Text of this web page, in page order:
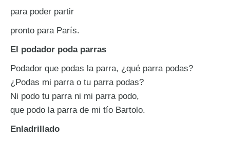
para poder partir
pronto para París.
El podador poda parras
Podador que podas la parra, ¿qué parra podas?
¿Podas mi parra o tu parra podas?
Ni podo tu parra ni mi parra podo,
que podo la parra de mi tío Bartolo.
Enladrillado